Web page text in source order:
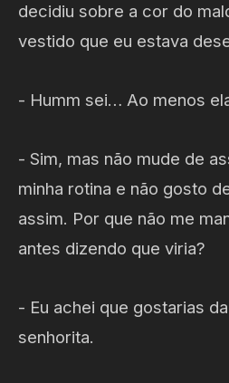
decidiu sobre a cor do
vestido que eu estava
- Humm sei… Ao menos
- Sim, mas não mude de
minha rotina e não gosto
assim. Por que não me
antes dizendo que viria?
- Eu achei que gostarias
senhorita.